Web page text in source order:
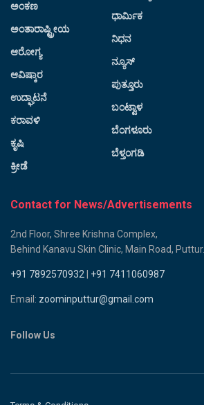
ಅಂಕಣ
ಅಂತಾರಾಷ್ಟ್ರೀಯ
ಆರೋಗ್ಯ
ಆವಿಷ್ಕಾರ
ಉದ್ಘಾಟನೆ
ಕರಾವಳಿ
ಕೃಷಿ
ಕ್ರೀಡೆ
ಧಾರ್ಮಿಕ
ನಿಧನ
ನ್ಯೂಸ್
ಪುತ್ತೂರು
ಬಂಟ್ವಾಳ
ಬೆಂಗಳೂರು
ಬೆಳ್ತಂಗಡಿ
Contact for News/Advertisements
2nd Floor, Shree Krishna Complex,
Behind Kanavu Skin Clinic, Main Road, Puttur.
+91 7892570932 +91 7411060987
Email: zoominputtur@gmail.com
Follow Us